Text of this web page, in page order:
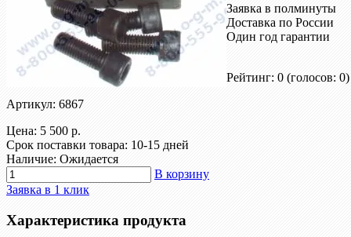
Заявка в полминуты
Доставка по России
Один год гарантии
Рейтинг: 0 (голосов: 0)
Артикул: 6867
Цена: 5 500 р.
Срок поставки товара: 10-15 дней
Наличие: Ожидается
В корзину
Заявка в 1 клик
Характеристика продукта